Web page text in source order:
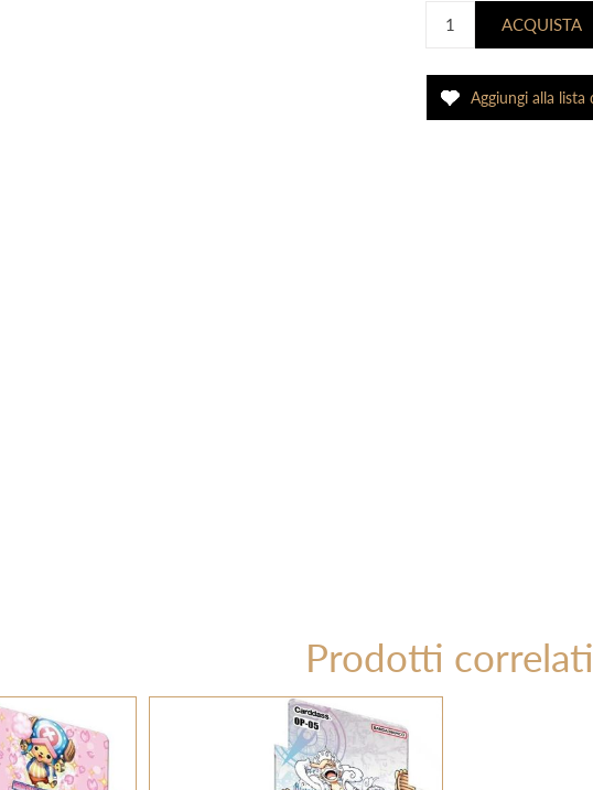
Prodotti correlati